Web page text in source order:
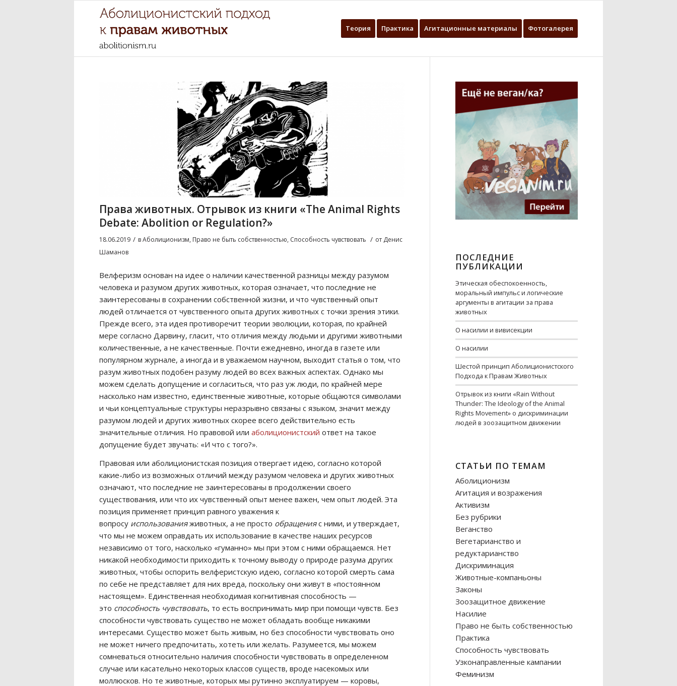
Теория Практика Агитационные материалы Фотогалерея
Права животных. Отрывок из книги «The Animal Rights
Debate: Abolition or Regulation?»
18.06.2019 / вАболиционизм, Право не быть собственностью, Способность чувствовать / от Денис
Шаманов
Велферизм основан на идее о наличии качественной разницы между разумом
человека и разумом других животных, которая означает, что последние не
заинтересованы в сохранении собственной жизни, и что чувственный опыт
людей отличается от чувственного опыта других животных с точки зрения этики.
Прежде всего, эта идея противоречит теории эволюции, которая, по крайней
мере согласно Дарвину, гласит, что отличия между людьми и другими животными
количественные, а не качественные. Почти ежедневно, иногда в газете или
популярном журнале, а иногда и в уважаемом научном, выходит статья о том, что
разум животных подобен разуму людей во всех важных аспектах. Однако мы
можем сделать допущение и согласиться, что раз уж люди, по крайней мере
насколько нам известно, единственные животные, которые общаются символами
и чьи концептуальные структуры неразрывно связаны с языком, значит между
разумом людей и других животных скорее всего действительно есть
значительные отличия. Но правовой или аболиционистский ответ на такое
допущение будет звучать: «И что с того?».
Правовая или аболиционистская позиция отвергает идею, согласно которой
какие-либо из возможных отличий между разумом человека и других животных
означают, что последние не заинтересованы в продолжении своего
существования, или что их чувственный опыт менее важен, чем опыт людей. Эта
позиция применяет принцип равного уважения к
вопросу использованияживотных, а не просто обращенияс ними, и утверждает,
что мы не можем оправдать их использование в качестве наших ресурсов
независимо от того, насколько «гуманно» мы при этом с ними обращаемся. Нет
никакой необходимости приходить к точному выводу о природе разума других
животных, чтобы оспорить велферистскую идею, согласно которой смерть сама
по себе не представляет для них вреда, поскольку они живут в «постоянном
настоящем». Единственная необходимая когнитивная способность —
это способность чувствовать, то есть воспринимать мир при помощи чувств. Без
способности чувствовать существо не может обладать вообще никакими
интересами. Существо может быть живым, но без способности чувствовать оно
не может ничего предпочитать, хотеть или желать. Разумеется, мы можем
сомневаться относительно наличия способности чувствовать в определенном
случае или касательно некоторых классов существ, вроде насекомых или
моллюсков. Но те животные, которых мы рутинно эксплуатируем — коровы,
ПОСЛЕДНИЕ
ПУБЛИКАЦИИ
Этическая обеспокоенность,
моральный импульс и логические
аргументы в агитации за права
животных
О насилии и вивисекции
О насилии
Шестой принцип Аболиционистского
Подхода к Правам Животных
Отрывок из книги «Rain Without
Thunder: The Ideology of the Animal
Rights Movement» о дискриминации
людей в зоозащитном движении
СТАТЬИ ПО ТЕМАМ
Аболиционизм
Агитация и возражения
Активизм
Без рубрики
Веганство
Вегетарианство и
редуктарианство
Дискриминация
Животные-компаньоны
Законы
Зоозащитное движение
Насилие
Право не быть собственностью
Практика
Способность чувствовать
Узконаправленные кампании
Феминизм